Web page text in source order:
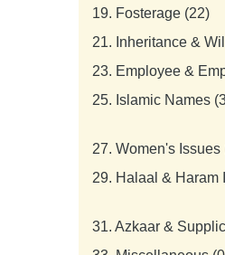
19. Fosterage (22)
21. Inheritance &
23. Employee &
25. Islamic Names
27. Women's Issues
29. Halaal & Haram
31. Azkaar &